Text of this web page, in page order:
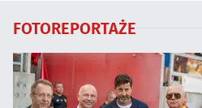
FOTOREPORTAŻE